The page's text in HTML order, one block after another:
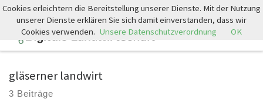
Zum Inhalt springen
Search
gläserner landwirt
3 Beiträge
Cookies erleichtern die Bereitstellung unserer Dienste. Mit der Nutzung
unserer Dienste erklären Sie sich damit einverstanden, dass wir
Cookies verwenden. Unsere Datenschutzverordnung OK